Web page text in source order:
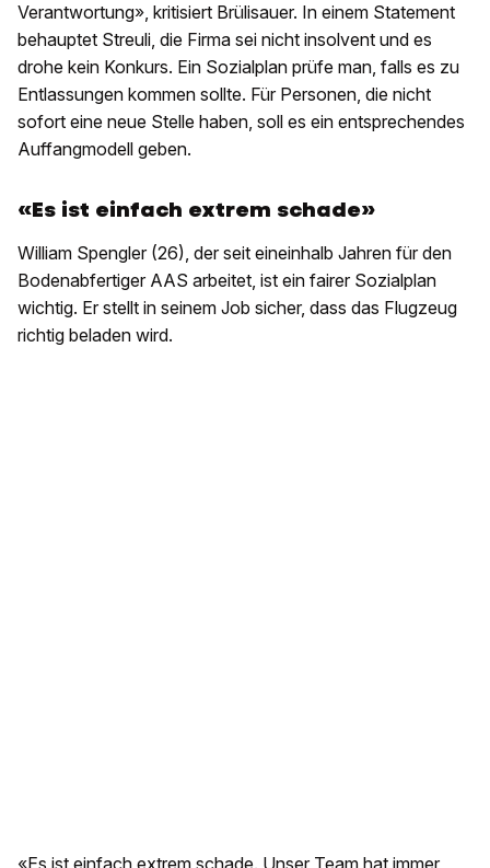
Verantwortung», kritisiert Brülisauer. In einem Statement
behauptet Streuli, die Firma sei nicht insolvent und es
drohe kein Konkurs. Ein Sozialplan prüfe man, falls es zu
Entlassungen kommen sollte. Für Personen, die nicht
sofort eine neue Stelle haben, soll es ein entsprechendes
Auffangmodell geben.
«Es ist einfach extrem schade»
William Spengler (26), der seit eineinhalb Jahren für den
Bodenabfertiger AAS arbeitet, ist ein fairer Sozialplan
wichtig. Er stellt in seinem Job sicher, dass das Flugzeug
richtig beladen wird.